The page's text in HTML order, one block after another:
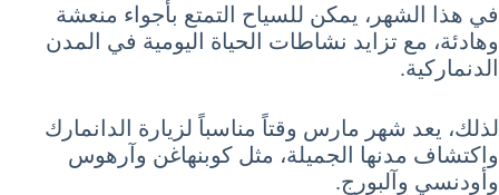
في هذا الشهر، يمكن للسياح التمتع بأجواء منعشة
وهادئة، مع تزايد نشاطات الحياة اليومية في المدن
الدنماركية.
لذلك، يعد شهر مارس وقتاً مناسباً لزيارة الدانمارك
واكتشاف مدنها الجميلة، مثل كوبنهاغن وآرهوس
وأودنسي وآلبورج.